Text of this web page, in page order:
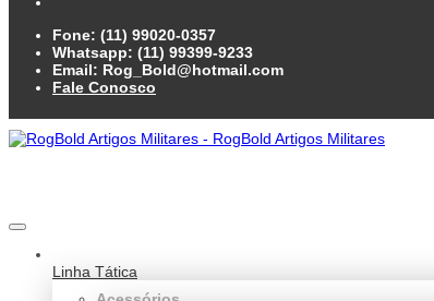
Fone: (11) 99020-0357
Whatsapp: (11) 99399-9233
Email: Rog_Bold@hotmail.com
Fale Conosco
Linha Tática